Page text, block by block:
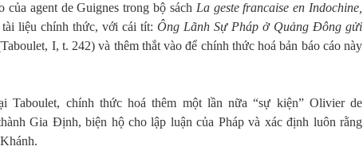
của agent de Guignes trong bộ sách La geste francaise en Indochine,
liệu chính thức, với cái tít: Ông Lãnh Sự Pháp ở Quảng Đông gửi
I, t. 242) và thêm thắt vào để chính thức hoá bản báo cáo này
Taboulet, chính thức hoá thêm một lần nữa “sự kiện” Olivier de
Gia Định, biện hộ cho lập luận của Pháp và xác định luôn rằng